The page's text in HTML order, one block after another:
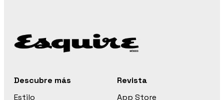
Descubre más
Estilo
Revista
App Store